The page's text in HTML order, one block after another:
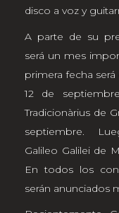
disco a voz y
A parte de su
será un mes
primera fecha
12 de
Tradicionàrius de
septiembre.
Galileo Galilei de
En todos los
serán anunciados